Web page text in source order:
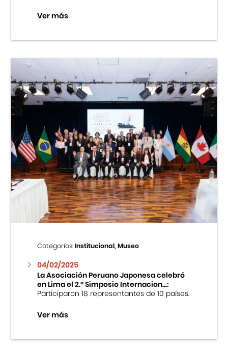
Ver más
Categorías:Institucional, Museo
04/02/2025
La Asociación Peruano Japonesa celebró
en Lima el 2.º Simposio Internacion...:
Participaron 18 representantes de 10 países.
Ver más